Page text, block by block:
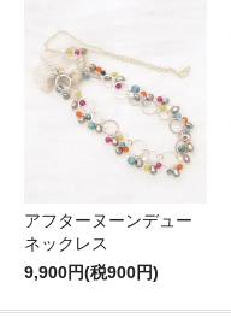
アフターヌーンデュー
ネックレス
9,900円(税900円)